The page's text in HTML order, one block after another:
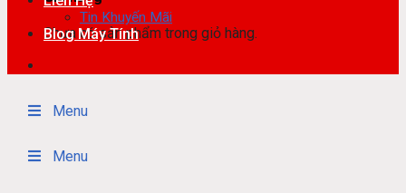
Chưa có sản phẩm trong giỏ hàng.
Tin Khuyến Mãi
Blog Máy Tính
Menu
Menu